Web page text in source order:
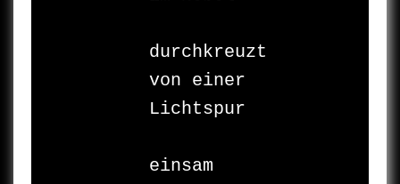
durchkreuzt
von einer
Lichtspur